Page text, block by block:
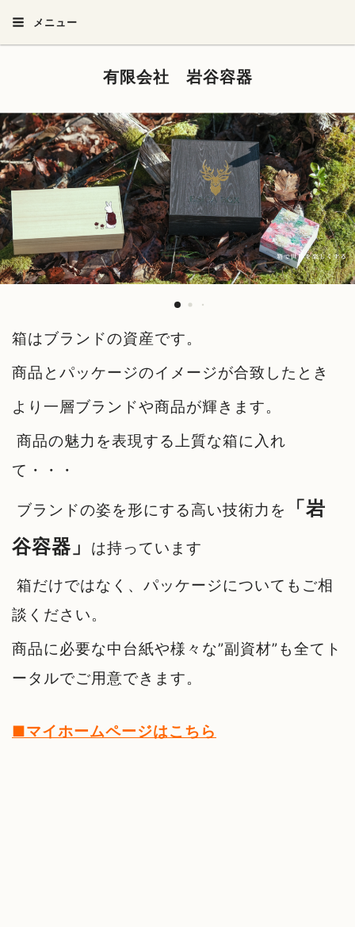
メニュー
有限会社 岩谷容器
箱はブランドの資産です。
商品とパッケージのイメージが合致したとき
より一層ブランドや商品が輝きます。
商品の魅力を表現する上質な箱に入れ
て・・・
ブランドの姿を形にする高い技術力を
「岩
谷容器」
は持っています
箱だけではなく、パッケージについてもご相
談ください。
商品に必要な中台紙や様々な”副資材”も全てト
ータルでご用意できます。
■マイホームページはこちら